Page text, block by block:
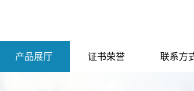
产品展厅 证书荣誉 联系方